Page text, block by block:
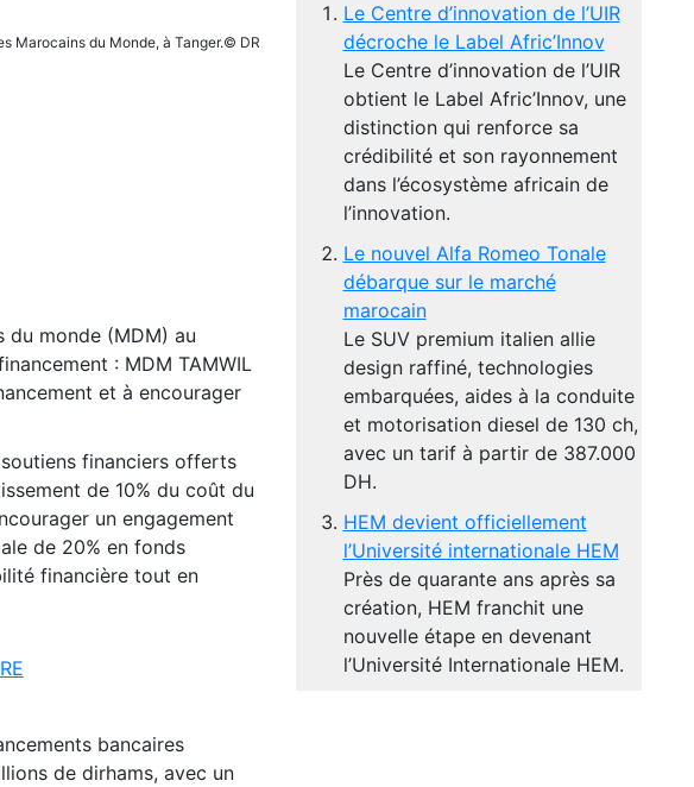
Marocains du Monde, à Tanger.© DR
du monde (MDM) au
: MDM TAMWIL
et à encourager
financiers offerts
de 10% du coût du
un engagement
de 20% en fonds
financière tout en
bancaires
de dirhams, avec un
Le Centre d’innovation de l’UIR
décroche le Label Afric’Innov
Le Centre d’innovation de l’UIR
obtient le Label Afric’Innov, une
distinction qui renforce sa
crédibilité et son rayonnement
dans l’écosystème africain de
l’innovation.
Le nouvel Alfa Romeo Tonale
débarque sur le marché
marocain
Le SUV premium italien allie
design raffiné, technologies
embarquées, aides à la conduite
et motorisation diesel de 130 ch,
avec un tarif à partir de 387.000
DH.
HEM devient officiellement
l’Université internationale HEM
Près de quarante ans après sa
création, HEM franchit une
nouvelle étape en devenant
l’Université Internationale HEM.